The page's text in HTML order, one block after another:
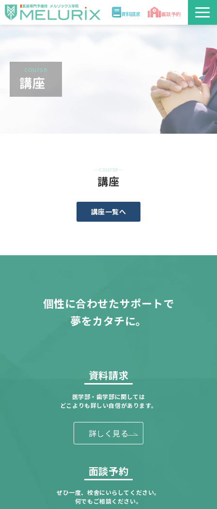
資料請求 面談予約
校舎情報course
講座
course
講座
講座一覧へ
個性に合わせたサポートで
夢をカタチに。
資料請求
医学部・歯学部に関しては
どこよりも詳しい自信があります。
詳しく見る
面談予約
ぜひ一度、校舎にいらしてください。
何でもご相談ください。